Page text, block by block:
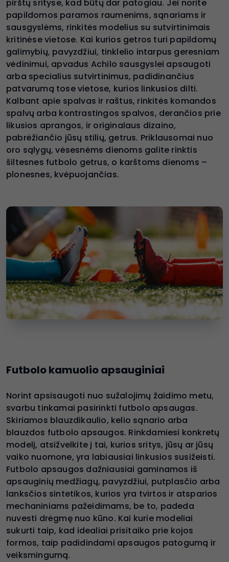
pirštų srityse, kad būtų dar patogiau. Jei norite
papildomos paramos raumenims, sąnariams ir
sausgyslėms, rinkitės modelius su sutvirtinimais
kritinėse vietose. Kai kurios getros turi papildomų
galimybių, pavyzdžiui, tinklelio intarpus geresniam
vėdinimui, apvadus Achilo sausgyslei apsaugoti
arba specialius sutvirtinimus, padidinančius
patvarumą tose vietose, kurios linkusios dilti.
Kalbant apie spalvas ir raštus, rinkitės komandos
spalvų arba kontrastingos spalvos, derančios prie
likusios aprangos, ir originalaus dizaino,
pabrėžiančio jūsų stilių, getrus. Priklausomai nuo
oro sąlygų, vėsesnėms dienoms galite rinktis
šiltesnes futbolo getrus, o karštoms dienoms –
plonesnes, kvėpuojančias.
Futbolo kamuolio apsauginiai
Norint apsisaugoti nuo sužalojimų žaidimo metu,
svarbu tinkamai pasirinkti futbolo apsaugas.
Skiriamos blauzdikaulio, kelio sąnario arba
blauzdos futbolo apsaugos. Rinkdamiesi konkretų
modelį, atsižvelkite į tai, kurios sritys, jūsų ar jūsų
vaiko nuomone, yra labiausiai linkusios susižeisti.
Futbolo apsaugos dažniausiai gaminamos iš
apsauginių medžiagų, pavyzdžiui, putplasčio arba
lanksčios sintetikos, kurios yra tvirtos ir atsparios
mechaniniams pažeidimams, be to, padeda
nuvesti drėgmę nuo kūno. Kai kurie modeliai
sukurti taip, kad idealiai prisitaiko prie kojos
formos, taip padidindami apsaugos patogumą ir
veiksmingumą.